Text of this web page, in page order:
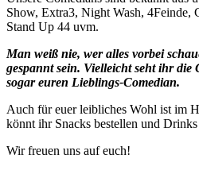
Show, Extra3, Night Wash, 4Feinde,
Stand Up 44 uvm.
Man weiß nie, wer alles vorbei
gespannt sein. Vielleicht seht ihr die
sogar euren Lieblings-Comedian.
Auch für euer leibliches Wohl ist im
könnt ihr Snacks bestellen und Drinks
Wir freuen uns auf euch!